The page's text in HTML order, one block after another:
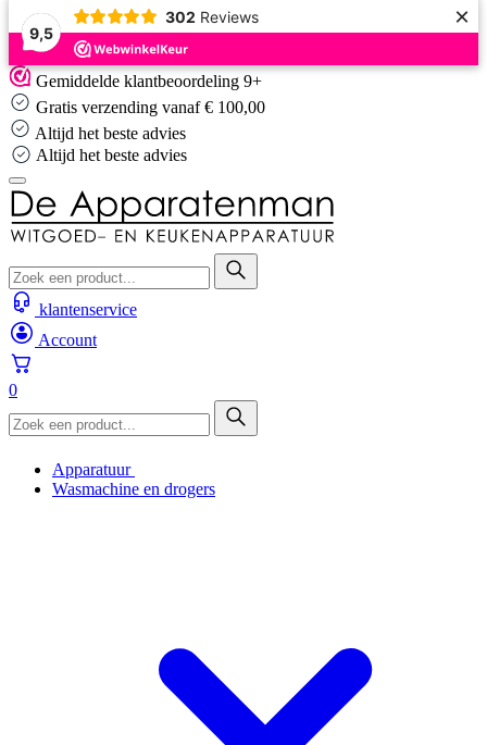
9,5
302 Reviews ×
Skip
to
content
Gemiddelde klantbeoordeling 9+
Gratis verzending vanaf € 100,00
Altijd het beste advies
Altijd het beste advies
klantenservice
Account
0
Apparatuur
Wasmachine en drogers